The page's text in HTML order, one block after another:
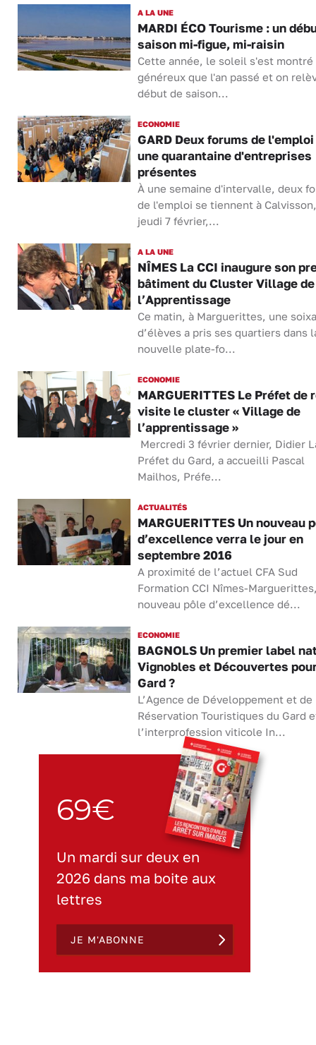
A LA UNE
MARDI ÉCO Tourisme : un
saison mi-figue, mi-raisin
Cette année, le soleil s'est montré
généreux que l'an passé et on
début de saison...
ECONOMIE
GARD Deux forums de
une quarantaine d'entreprises
présentes
À une semaine d'intervalle, deux
de l'emploi se tiennent à
jeudi 7 février,...
A LA UNE
NÎMES La CCI inaugure son
bâtiment du Cluster Village de
l’Apprentissage
Ce matin, à Marguerittes, une
d’élèves a pris ses quartiers dans
nouvelle plate-fo...
ECONOMIE
MARGUERITTES Le Préfet de
visite le cluster « Village de
l’apprentissage »
Mercredi 3 février dernier, Didier
Préfet du Gard, a accueilli Pascal
Mailhos, Préfe...
ACTUALITÉS
MARGUERITTES Un nouveau
d’excellence verra le jour en
septembre 2016
A proximité de l’actuel CFA Sud
Formation CCI Nîmes-
nouveau pôle d’excellence dé...
ECONOMIE
BAGNOLS Un premier label
Vignobles et Découvertes
Gard ?
L’Agence de Développement et de
Réservation Touristiques du Gard
l’interprofession viticole In...
69€
Un mardi sur deux en
2026 dans ma boite aux
lettres
JE M'ABONNE